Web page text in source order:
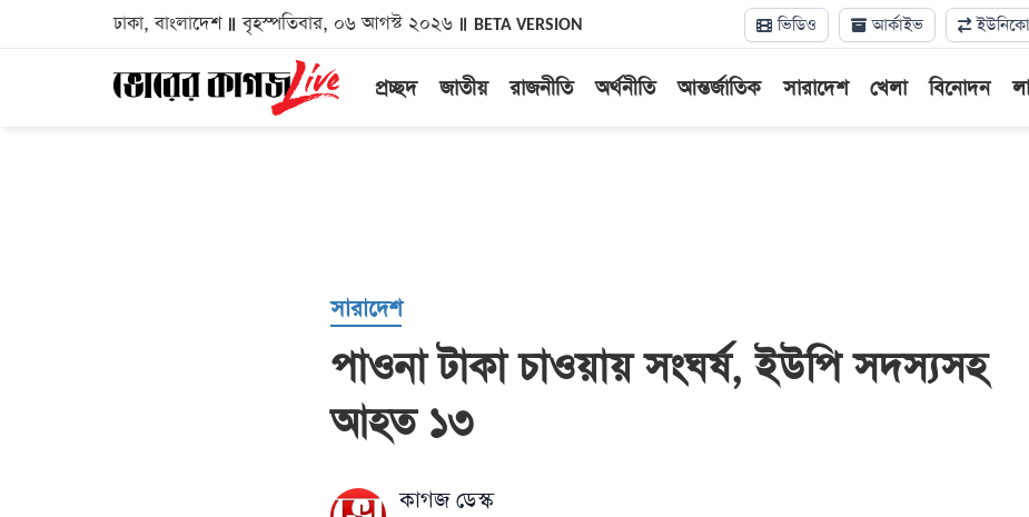
ঢাকা, বাংলাদেশ বৃহস্পতিবার, ০৬ আগস্ট ২০২৬ BETA VERSION ভিডিও আর্কাইভ
প্রচ্ছদ জাতীয় রাজনীতি অর্থনীতি আন্তর্জাতিক সারাদেশ খেলা বিনোদন
সারাদেশ
পাওনা টাকা চাওয়ায় সংঘর্ষ, ইউপি সদস্যসহ
আহত ১৩
কাগজ ডেস্ক